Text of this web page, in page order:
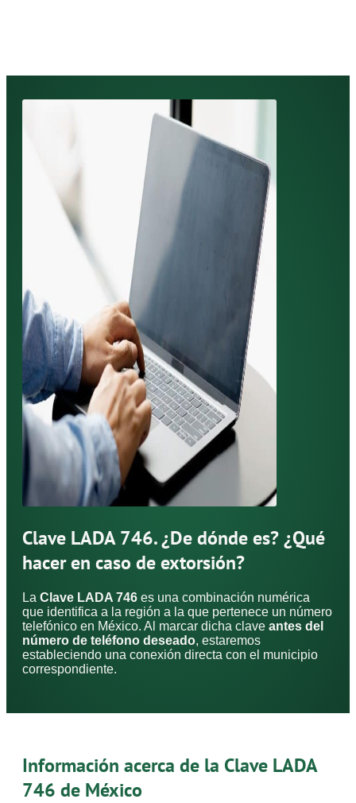
Clave LADA 746. ¿De dónde es? ¿Qué
hacer en caso de extorsión?
La Clave LADA 746 es una combinación numérica
que identifica a la región a la que pertenece un número
telefónico en México. Al marcar dicha clave antes del
número de teléfono deseado, estaremos
estableciendo una conexión directa con el municipio
correspondiente.
Información acerca de la Clave LADA
746 de México